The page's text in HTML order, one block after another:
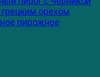
орехом
пирожное